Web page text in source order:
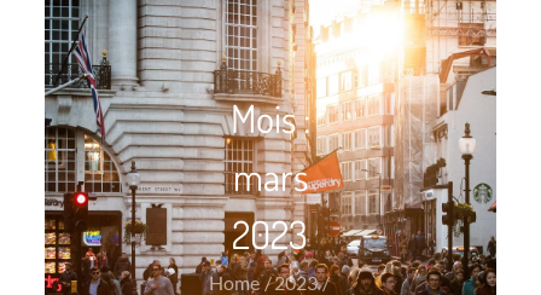
Mois :
mars
2023
Home
2023